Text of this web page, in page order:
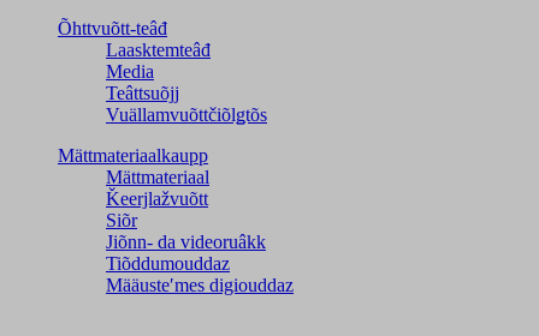
Õhttvuõtt-teâđ
Laasktemteâđ
Media
Teâttsuõjj
Vuällamvuõttčiõlǥtõs
Mättmateriaalkaupp
Mättmateriaal
Ǩeerjlažvuõtt
Siõr
Jiõnn- da videoruâkk
Tiõddumouddaz
Määusteʹmes digiouddaz